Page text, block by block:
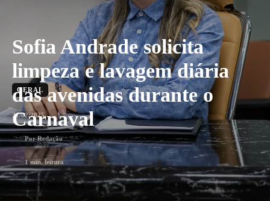
Sofia Andrade solicita
limpeza e lavagem diária
das avenidas durante o
Carnaval
GERAL
21/02/2025
Por Redação
1min. leitura